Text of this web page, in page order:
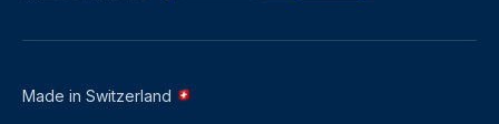
Made in Switzerland